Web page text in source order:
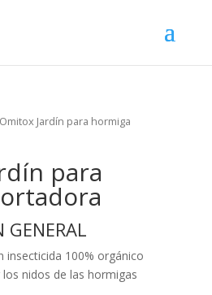
Jardín para hormiga
para
GENERAL
insecticida 100% orgánico
nidos de las hormigas